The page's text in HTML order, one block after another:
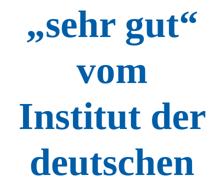
„sehr gut“
vom
Institut der
deutschen